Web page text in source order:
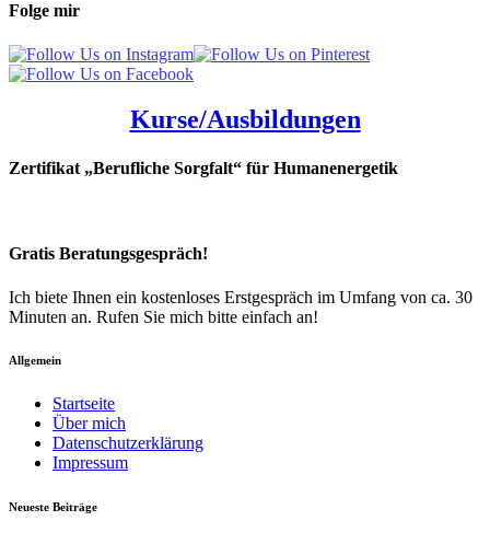
Folge mir
Kurse/Ausbildungen
Zertifikat „Berufliche Sorgfalt“ für Humanenergetik
Gratis Beratungsgespräch!
Ich biete Ihnen ein kostenloses Erstgespräch im Umfang von ca. 30
Minuten an. Rufen Sie mich bitte einfach an!
Allgemein
Startseite
Über mich
Datenschutzerklärung
Impressum
Neueste Beiträge